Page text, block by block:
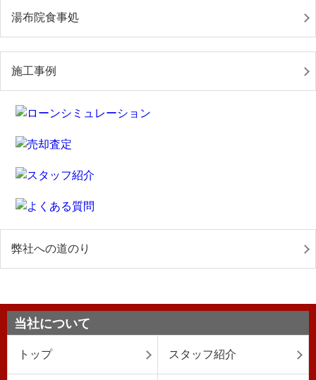
湯布院食事処
施工事例
弊社への道のり
当社について
トップ スタッフ紹介